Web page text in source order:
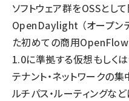
ソフトウェア群をOSSとし
OpenDaylight （オープン
た初めての商用
1.0に準拠する仮想もしく
テナント・ネットワークの
ルチパス・ルーティングな